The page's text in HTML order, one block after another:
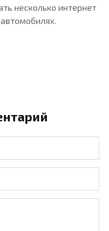
несколько интернет